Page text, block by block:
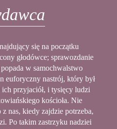
się na początku
głodówce; sprawozdanie
w samochwalstwo
euforyczny nastrój, który był
ich przyjaciół, i tysięcy ludzi
kościoła. Nie
z nas, kiedy zajdzie potrzeba,
Po takim zastrzyku nadziei